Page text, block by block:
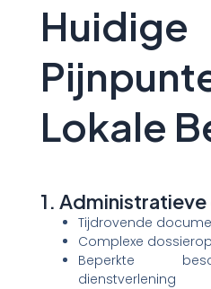
Huidige
Lokale
1.
Tijdrovende
Complexe
Beperkte
dienstverlening